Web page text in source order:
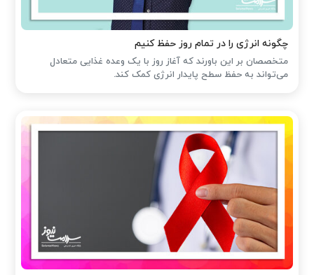
چگونه انرژی را در تمام روز حفظ کنیم
متخصصان بر این باورند که آغاز روز با یک وعده غذایی متعادل
می‌تواند به حفظ سطح پایدار انرژی کمک کند.